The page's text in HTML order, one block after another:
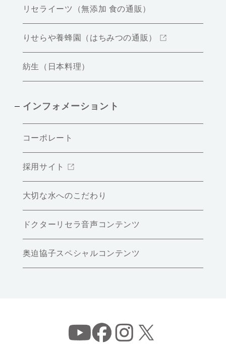
リセライーツ（無添加 食の通販）
りせらや養蜂園（はちみつの通販）
紡生（日本料理）
インフォメーショント
コーポレート
採用サイト
大切な水へのこだわり
ドクターリセラ音声コンテンツ
奥迫協子スペシャルコンテンツ